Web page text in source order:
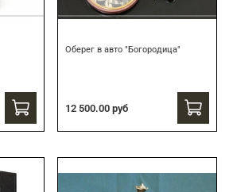
Оберег в авто "Богородица"
12 500.00 руб